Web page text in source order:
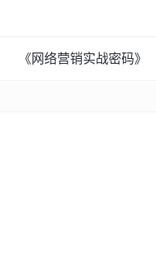
《网络营销实战密码》